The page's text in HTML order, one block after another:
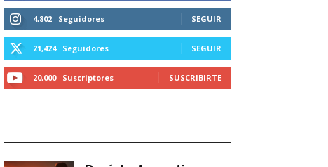
4,802 Seguidores SEGUIR
21,424 Seguidores SEGUIR
20,000 Suscriptores SUSCRIBIRTE